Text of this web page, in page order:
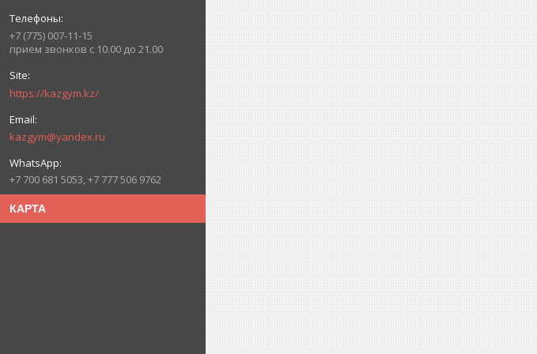
+7 (775) 007-11-15
прием звонков с 10.00 до 21.00
https://kazgym.kz/
kazgym@yandex.ru
+7 700 681 5053, +7 777 506 9762
КАРТА